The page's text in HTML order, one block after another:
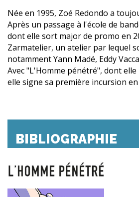
Née en 1995, Zoé Redondo a
Après un passage à l'école de
dont elle sort major de promo en
Zarmatelier, un atelier par lequel
notamment Yann Madé, Eddy
Avec "L'Homme pénétré", dont elle
elle signe sa première incursion
BIBLIOGRAPHIE